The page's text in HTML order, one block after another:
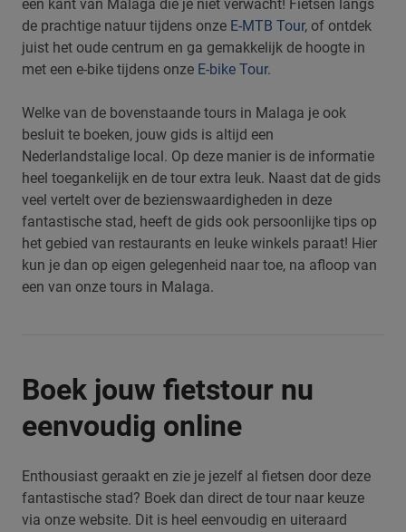
een kant van Malaga die je niet verwacht! Fietsen langs
de prachtige natuur tijdens onze E-MTB Tour, of ontdek
juist het oude centrum en ga gemakkelijk de hoogte in
met een e-bike tijdens onze E-bike Tour.
Welke van de bovenstaande tours in Malaga je ook
besluit te boeken, jouw gids is altijd een
Nederlandstalige local. Op deze manier is de informatie
heel toegankelijk en de tour extra leuk. Naast dat de gids
veel vertelt over de bezienswaardigheden in deze
fantastische stad, heeft de gids ook persoonlijke tips op
het gebied van restaurants en leuke winkels paraat! Hier
kun je dan op eigen gelegenheid naar toe, na afloop van
een van onze tours in Malaga.
Boek jouw fietstour nu
eenvoudig online
Enthousiast geraakt en zie je jezelf al fietsen door deze
fantastische stad? Boek dan direct de tour naar keuze
via onze website. Dit is heel eenvoudig en uiteraard